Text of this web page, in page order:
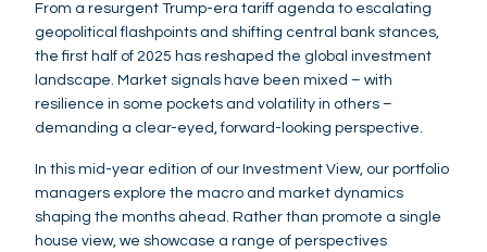
From a resurgent Trump-era tariff agenda to escalating
geopolitical flashpoints and shifting central bank stances,
the first half of 2025 has reshaped the global investment
landscape. Market signals have been mixed – with
resilience in some pockets and volatility in others –
demanding a clear-eyed, forward-looking perspective.
In this mid-year edition of our Investment View, our portfolio
managers explore the macro and market dynamics
shaping the months ahead. Rather than promote a single
house view, we showcase a range of perspectives